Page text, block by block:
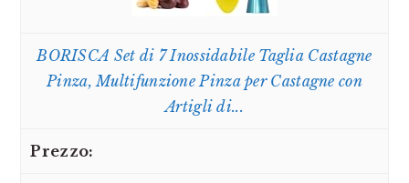
BORISCA Set di 7 Inossidabile Taglia Castagne
Pinza, Multifunzione Pinza per Castagne con
Artigli di...